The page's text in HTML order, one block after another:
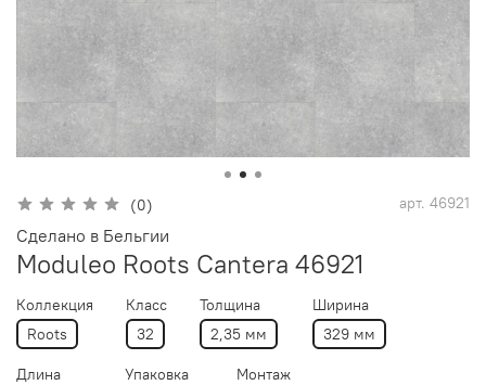
(0) арт. 46921
Сделано в Бельгии
Moduleo Roots Cantera 46921
Коллекция
Roots
Класс
32
Толщина
2,35 мм
Ширина
329 мм
Длина
Упаковка
Монтаж